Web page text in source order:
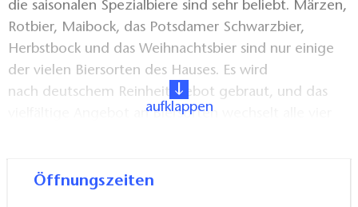
die saisonalen Spezialbiere sind sehr beliebt. Märzen,
Rotbier, Maibock, das Potsdamer Schwarzbier,
Herbstbock und das Weihnachtsbier sind nur einige
der vielen Biersorten des Hauses. Es wird
nach deutschem Reinheitsgebot gebraut, und das
vielfältige Angebot an Biersorten wechselt alle vier
Blankpolierte, kupferne Sudgefäße und die offenen
aufklappen
Öffnungszeiten